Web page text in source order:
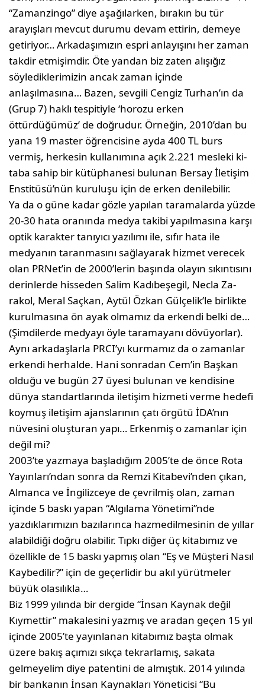
“Zamanzingo” diye aşağılarken, bı­rakın bu tür
arayışları mevcut durumu devam ettirin, demeye
getiriyor… Arkadaşımızın espri anlayışını her zaman
takdir etmişim­dir. Öte yandan biz zaten alışığız
söyledikle­rimizin ancak zaman içinde
anlaşılmasına… Bazen, sevgili Cengiz Turhan’ın da
(Grup 7) haklı tespitiyle ‘horozu erken
öttürdüğümüz’ de doğrudur. Örneğin, 2010’dan bu
yana 19 master öğrencisine ayda 400 TL burs
vermiş, herkesin kullanımına açık 2.221 mesleki ki­
taba sahip bir kütüphanesi bulunan Bersay İletişim
Enstitüsü’nün kuruluşu için de erken denilebilir.
Ya da o güne kadar gözle yapılan taramalar­da yüzde
20-30 hata oranında medya takibi yapılmasına karşı
optik karakter tanıyıcı ya­zılımı ile, sıfır hata ile
medyanın taranmasını sağlayarak hizmet verecek
olan PRNet’in de 2000’lerin başında olayın sıkıntısını
derin­lerde hisseden Salim Kadıbeşegil, Necla Za­
rakol, Meral Saçkan, Aytül Özkan Gülçelik’le birlikte
kurulmasına ön ayak olmamız da erkendi belki de…
(Şimdilerde medyayı öyle taramayanı dövüyorlar).
Aynı arkadaşlarla PRCI’yı kurmamız da o zamanlar
erkendi herhalde. Hani sonradan Cem’in Başkan
olduğu ve bugün 27 üyesi bulunan ve kendisine
dünya standartlarında iletişim hizmeti verme hedefi
koymuş ileti­şim ajanslarının çatı örgütü İDA’nın
nüvesini oluşturan yapı… Erkenmiş o zamanlar için
değil mi?
2003’te yazmaya başladığım 2005’te de önce Rota
Yayınları’ndan sonra da Remzi Kita­bevi’nden çıkan,
Almanca ve İngilizceye de çevrilmiş olan, zaman
içinde 5 baskı yapan “Algılama Yönetimi”nde
yazdıklarımızın ba­zılarınca hazmedilmesinin de yıllar
alabildi­ği doğru olabilir. Tıpkı diğer üç kitabımız ve
özellikle de 15 baskı yapmış olan “Eş ve Müş­teri Nasıl
Kaybedilir?” için de geçerlidir bu akıl yürütmeler
büyük olasılıkla…
Biz 1999 yılında bir dergide “İnsan Kaynak değil
Kıymettir” makalesini yazmış ve aradan geçen 15 yıl
içinde 2005’te yayınlanan kita­bımız başta olmak
üzere bakış açımızı sıkça tekrarlamış, sakata
gelmeyelim diye paten­tini de almıştık. 2014 yılında
bir bankanın İnsan Kaynakları Yöneticisi “Bu